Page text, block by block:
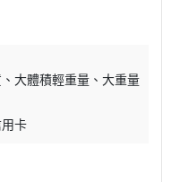
大體積輕重量
大重量
卡